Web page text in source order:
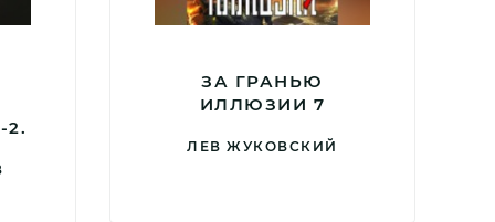
2.
ЗА ГРАНЬЮ
ИЛЛЮЗИИ 7
ЛЕВ ЖУКОВСКИЙ